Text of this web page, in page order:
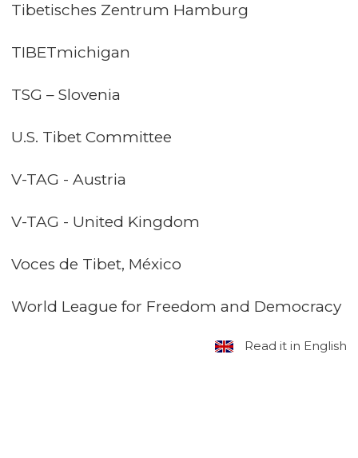
Tibetisches Zentrum Hamburg
TIBETmichigan
TSG – Slovenia
U.S. Tibet Committee
V-TAG - Austria
V-TAG - United Kingdom
Voces de Tibet, México
World League for Freedom and Democracy
Read it in English